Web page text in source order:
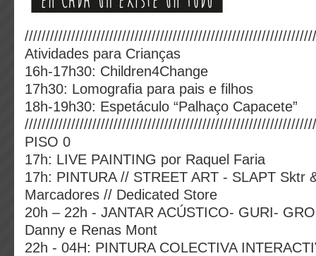
Atividades para Crianças
16h-17h30: Children4Change
17h30: Lomografia para pais e filhos
18h-19h30: Espetáculo “Palhaço Capacete”
PISO 0
17h: LIVE PAINTING por Raquel Faria
17h: PINTURA // STREET ART - SLAPT Sktr
Marcadores // Dedicated Store
20h – 22h - JANTAR ACÚSTICO- GURI-
Danny e Renas Mont
22h - 04H: PINTURA COLECTIVA